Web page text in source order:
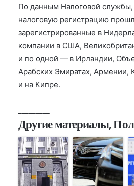
По данным Налоговой
налоговую регистрацию
зарегистрированные в
компании в США,
и по одной — в Ирландии,
Арабских Эмиратах, Армении,
и на Кипре.
Другие материалы,